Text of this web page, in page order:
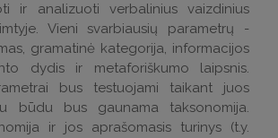
ir analizuoti verbalinius vaizdinius
Vieni svarbiausių parametrų -
gramatinė kategorija, informacijos
dydis ir metaforiškumo laipsnis.
bus testuojami taikant juos
būdu bus gaunama taksonomija.
ir jos aprašomasis turinys (t.y.